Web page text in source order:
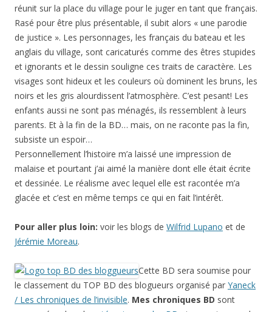
réunit sur la place du village pour le juger en tant que français.
Rasé pour être plus présentable, il subit alors « une parodie
de justice ». Les personnages, les français du bateau et les
anglais du village, sont caricaturés comme des êtres stupides
et ignorants et le dessin souligne ces traits de caractère. Les
visages sont hideux et les couleurs où dominent les bruns, les
noirs et les gris alourdissent l’atmosphère. C’est pesant! Les
enfants aussi ne sont pas ménagés, ils ressemblent à leurs
parents. Et à la fin de la BD… mais, on ne raconte pas la fin,
subsiste un espoir…
Personnellement l’histoire m’a laissé une impression de
malaise et pourtant j’ai aimé la manière dont elle était écrite
et dessinée. Le réalisme avec lequel elle est racontée m’a
glacée et c’est en même temps ce qui en fait l’intérêt.
Pour aller plus loin: voir les blogs de Wilfrid Lupano et de
Jérémie Moreau.
Cette BD sera soumise pour
le classement du TOP BD des blogueurs organisé par Yaneck
/ Les chroniques de l’invisible. Mes chroniques BD sont